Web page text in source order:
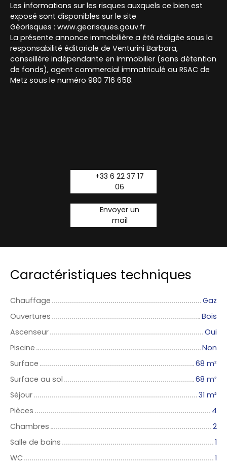
Les informations sur les risques auxquels ce bien est
exposé sont disponibles sur le site
Géorisques : www.georisques.gouv.fr
La présente annonce immobilière a été rédigée sous la
responsabilité éditoriale de Venturini Barbara,
conseillère indépendante en immobilier (sans détention
de fonds), agent commercial immatriculé au RSAC de
Metz sous le numéro 980 716 658.
+33 6 22 37 17
06
Envoyer un
mail
Caractéristiques techniques
Chauffage
Gaz
Ouvertures
Bois
Ascenseur
Oui
Piscine
Non
Surface
68 m²
Surface au sol
68 m²
Séjour
31 m²
Pièces
4
Chambres
2
Salle de bains
1
WC
1